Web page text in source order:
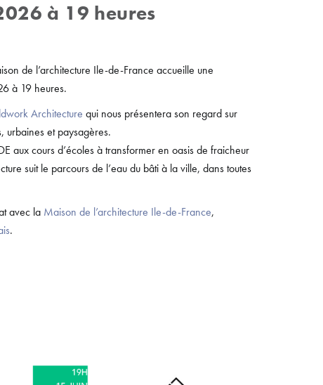
à 19 heures
de l’architecture Ile-de-France accueille une
à 19 heures.
Architecture qui nous présentera son regard sur
urbaines et paysagères.
aux cours d’écoles à transformer en oasis de fraicheur
suit le parcours de l’eau du bâti à la ville, dans toutes
avec la Maison de l’architecture Ile-de-France,
.